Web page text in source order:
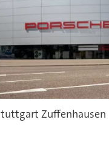
Zuffenhausen